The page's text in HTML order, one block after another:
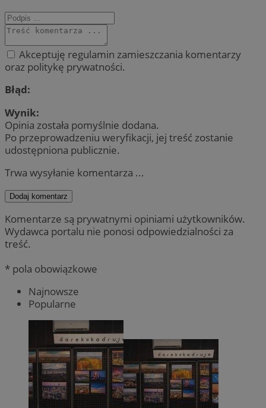
Akceptuję regulamin zamieszczania komentarzy
oraz politykę prywatności.
Błąd:
Wynik:
Opinia została pomyślnie dodana.
Po przeprowadzeniu weryfikacji, jej treść zostanie
udostępniona publicznie.
Trwa wysyłanie komentarza ...
Dodaj komentarz
Komentarze są prywatnymi opiniami użytkowników.
Wydawca portalu nie ponosi odpowiedzialności za
treść.
* pola obowiązkowe
Najnowsze
Popularne